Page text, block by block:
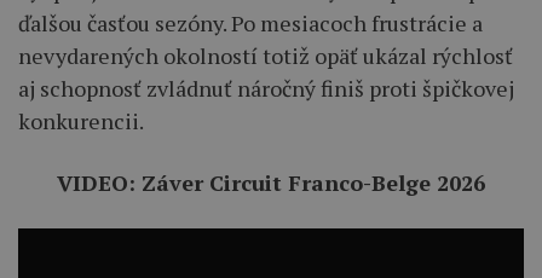
ďalšou časťou sezóny. Po mesiacoch frustrácie a
nevydarených okolností totiž opäť ukázal rýchlosť
aj schopnosť zvládnuť náročný finiš proti špičkovej
konkurencii.
VIDEO: Záver Circuit Franco-Belge 2026